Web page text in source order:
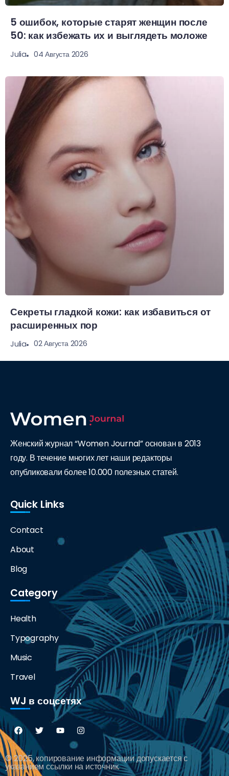
5 ошибок, которые старят женщин после
50: как избежать их и выглядеть моложе
Julia 04 Августа 2026
Секреты гладкой кожи: как избавиться от
расширенных пор
Julia 02 Августа 2026
Женский журнал “Women Journal” основан в 2013
году. В течение многих лет наши редакторы
опубликовали более 10.000 полезных статей.
Quick Links
Contact
About
Blog
Category
Health
Typography
Music
Travel
WJ в соцсетях
© 2025, копирование информации допускается с
указанием ссылки на источник.